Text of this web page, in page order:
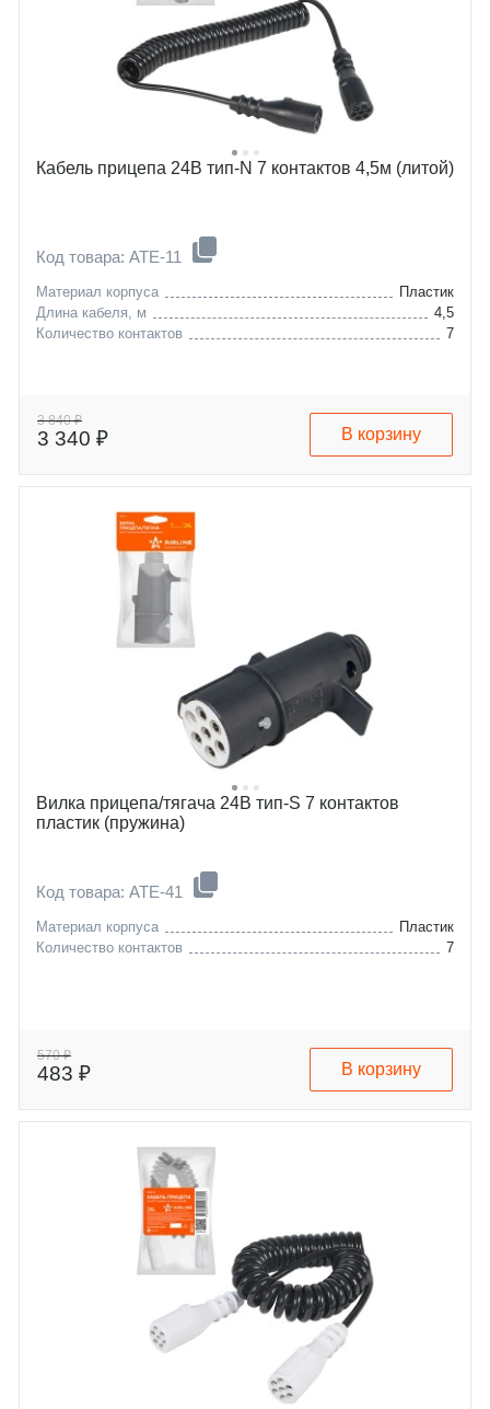
Кабель прицепа 24В тип-N 7 контактов 4,5м (литой)
Код товара: ATE-11
Материал корпуса
Пластик
Длина кабеля, м
4,5
Количество контактов
7
3 840 ₽
3 340 ₽ В корзину
Вилка прицепа/тягача 24В тип-S 7 контактов
пластик (пружина)
Код товара: ATE-41
Материал корпуса
Пластик
Количество контактов
7
570 ₽
483 ₽ В корзину